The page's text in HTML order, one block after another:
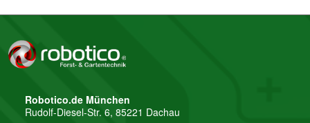
Robotico.de München
Rudolf-Diesel-Str. 6, 85221 Dachau